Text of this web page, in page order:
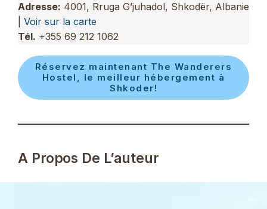
Adresse: 4001, Rruga G’juhadol, Shkodër, Albanie
Voir sur la carte
Tél. +355 69 212 1062
Réservez maintenant The Wanderers
Hostel, le meilleur hébergement à
Shkoder!
A Propos De L’auteur